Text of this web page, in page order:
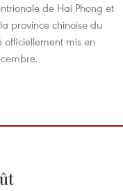
de Hai Phong et
province chinoise du
officiellement mis en